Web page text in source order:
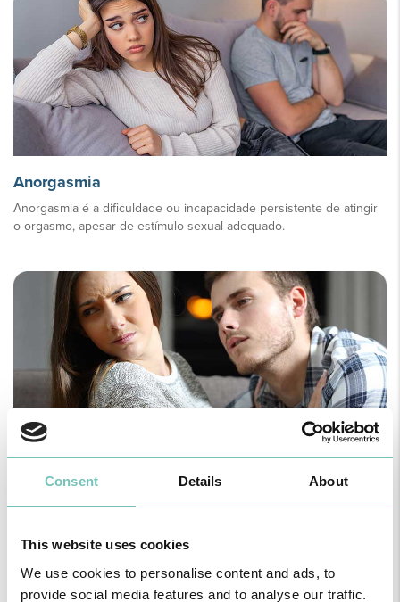
Consent Details About
This website uses cookies
We use cookies to personalise content and ads, to
provide social media features and to analyse our traffic.
Anorgasmia
Anorgasmia é a dificuldade ou incapacidade persistente de atingir
o orgasmo, apesar de estímulo sexual adequado.
Dispareunia é a dor persistente ou recorrente durante ou após a
relação sexual.